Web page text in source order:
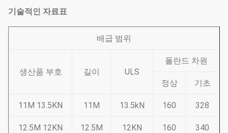
기술적인 자료표
배급 범위
생산품 부호 길이 ULS
폴란드 차원
정상 기초
11M 13.5KN 11M 13.5kN 160 328
12.5M 12KN 12.5M 12KN 160 340